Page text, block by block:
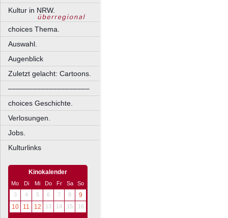
Kultur in NRW.
choices Thema.
Auswahl.
Augenblick
Zuletzt gelacht: Cartoons.
––––––––––––––––––––
choices Geschichte.
Verlosungen.
Jobs.
Kulturlinks
Kinokalender
Mo Di Mi Do Fr Sa
So
3
4 5 6 7 8
9
10
11 12 13 14 15 16